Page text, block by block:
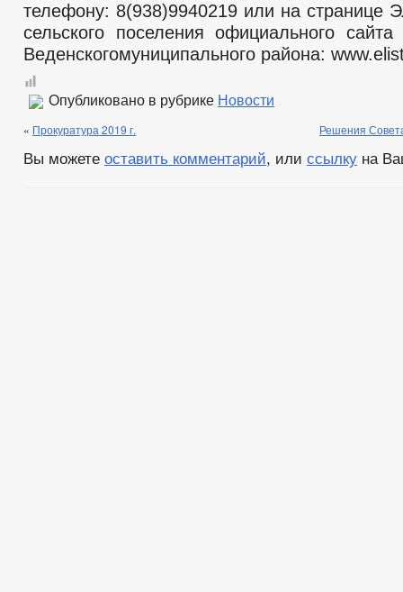
телефону: 8(938)9940219 или на странице
сельского поселения официального сайта
Веденскогомуниципального района:
Опубликовано в рубрике Новости
« Прокуратура 2019 г. Решения
Вы можете оставить комментарий, или ссылку на